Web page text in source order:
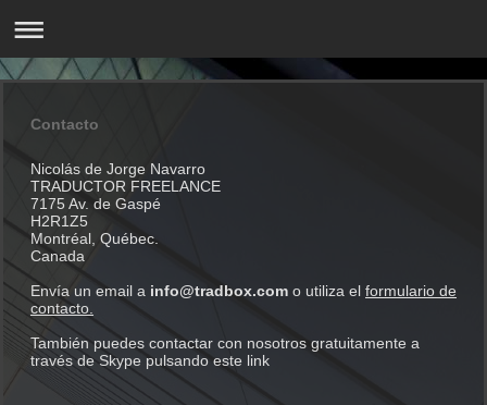
Contacto
Nicolás de Jorge Navarro
TRADUCTOR FREELANCE
7175 Av. de Gaspé
H2R1Z5
Montréal, Québec.
Canada
Envía un email a info@tradbox.com o utiliza el formulario de
contacto.
También puedes contactar con nosotros gratuitamente a
través de Skype pulsando este link